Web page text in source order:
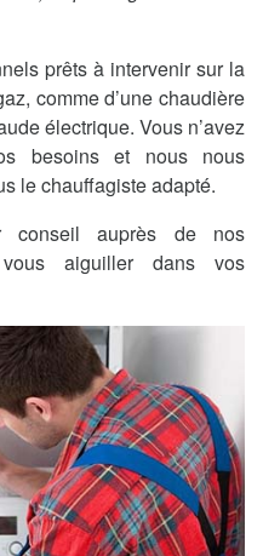
prêts à intervenir sur la
comme d’une chaudière
électrique. Vous n’avez
besoins et nous nous
le chauffagiste adapté.
conseil auprès de nos
aiguiller dans vos